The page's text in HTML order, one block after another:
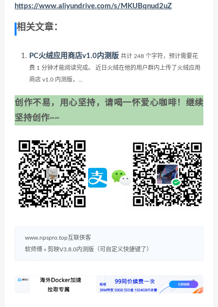
https://www.aliyundrive.com/s/MKUBqnud2uZ
相关文章：
PC火绒应用商店v1.0内测版 共计 248 个字符，预计需要花
费 1 分钟才能阅读完成。 近日火绒在他的用户群内上传了火绒应用
商店 v1.0 内测版，...
创作不易，用心坚持，请喝一怀爱心咖啡！继续
坚持创作~~
www.npspro.top互联侠客
软师傅 » 剪映V3.8.0内测版（可自定义快捷键了）